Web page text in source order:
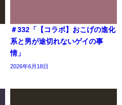
＃332「【コラボ】おこげの進化
系と男が途切れないゲイの事
情」
2026年6月18日